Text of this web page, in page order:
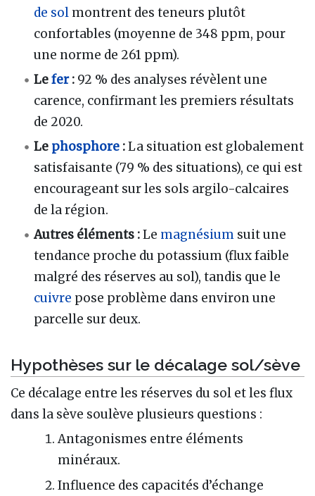
de sol montrent des teneurs plutôt
confortables (moyenne de 348 ppm, pour
une norme de 261 ppm).
Lefer: 92 % des analyses révèlent une
carence, confirmant les premiers résultats
de 2020.
Le phosphore :La situation est globalement
satisfaisante (79 % des situations), ce qui est
encourageant sur les sols argilo-calcaires
de la région.
Autres éléments :Le magnésium suit une
tendance proche du potassium (flux faible
malgré des réserves au sol), tandis que le
cuivre pose problème dans environ une
parcelle sur deux.
Hypothèses sur le décalage sol/sève
Ce décalage entre les réserves du sol et les flux
dans la sève soulève plusieurs questions :
Antagonismes entre éléments
minéraux.
Influence des capacités d’échange